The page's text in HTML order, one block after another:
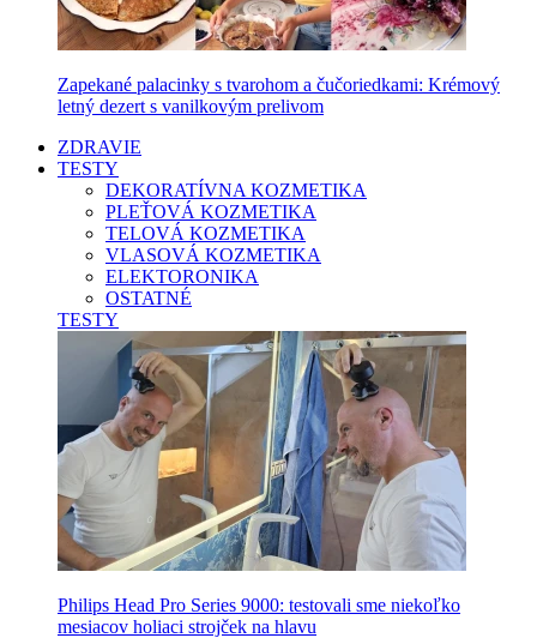
Zapekané palacinky s tvarohom a čučoriedkami: Krémový
letný dezert s vanilkovým prelivom
ZDRAVIE
TESTY
DEKORATÍVNA KOZMETIKA
PLEŤOVÁ KOZMETIKA
TELOVÁ KOZMETIKA
VLASOVÁ KOZMETIKA
ELEKTORONIKA
OSTATNÉ
TESTY
Philips Head Pro Series 9000: testovali sme niekoľko
mesiacov holiaci strojček na hlavu